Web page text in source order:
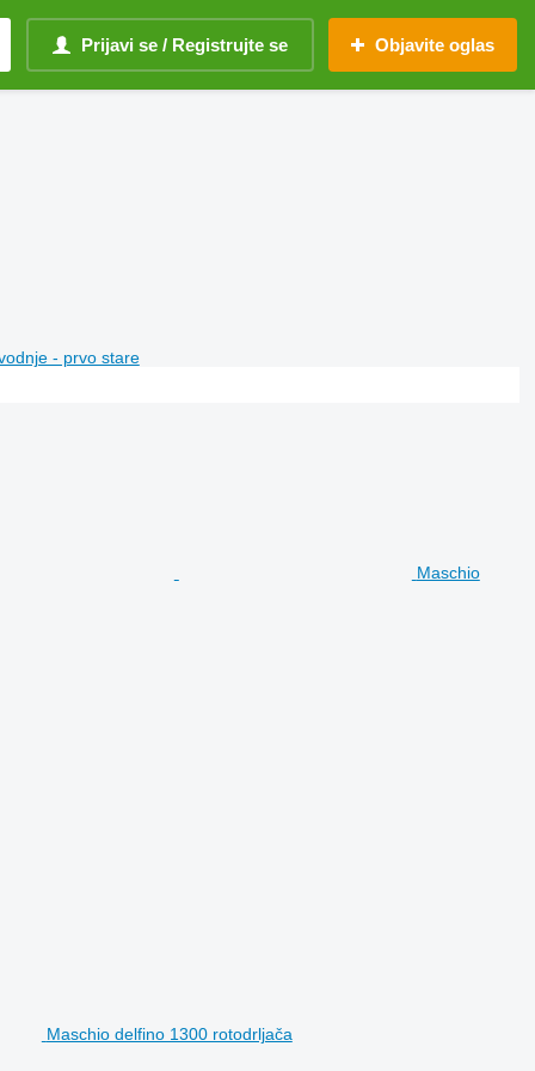
Prijavi se / Registrujte se Objavite oglas
- prvo stare
Maschio
Maschio delfino 1300 rotodrljača